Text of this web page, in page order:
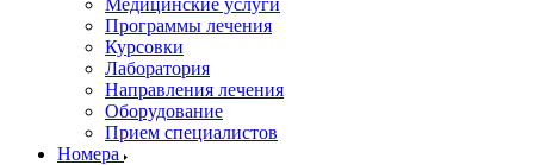
Медицинские услуги
Программы лечения
Курсовки
Лаборатория
Направления лечения
Оборудование
Прием специалистов
Номера